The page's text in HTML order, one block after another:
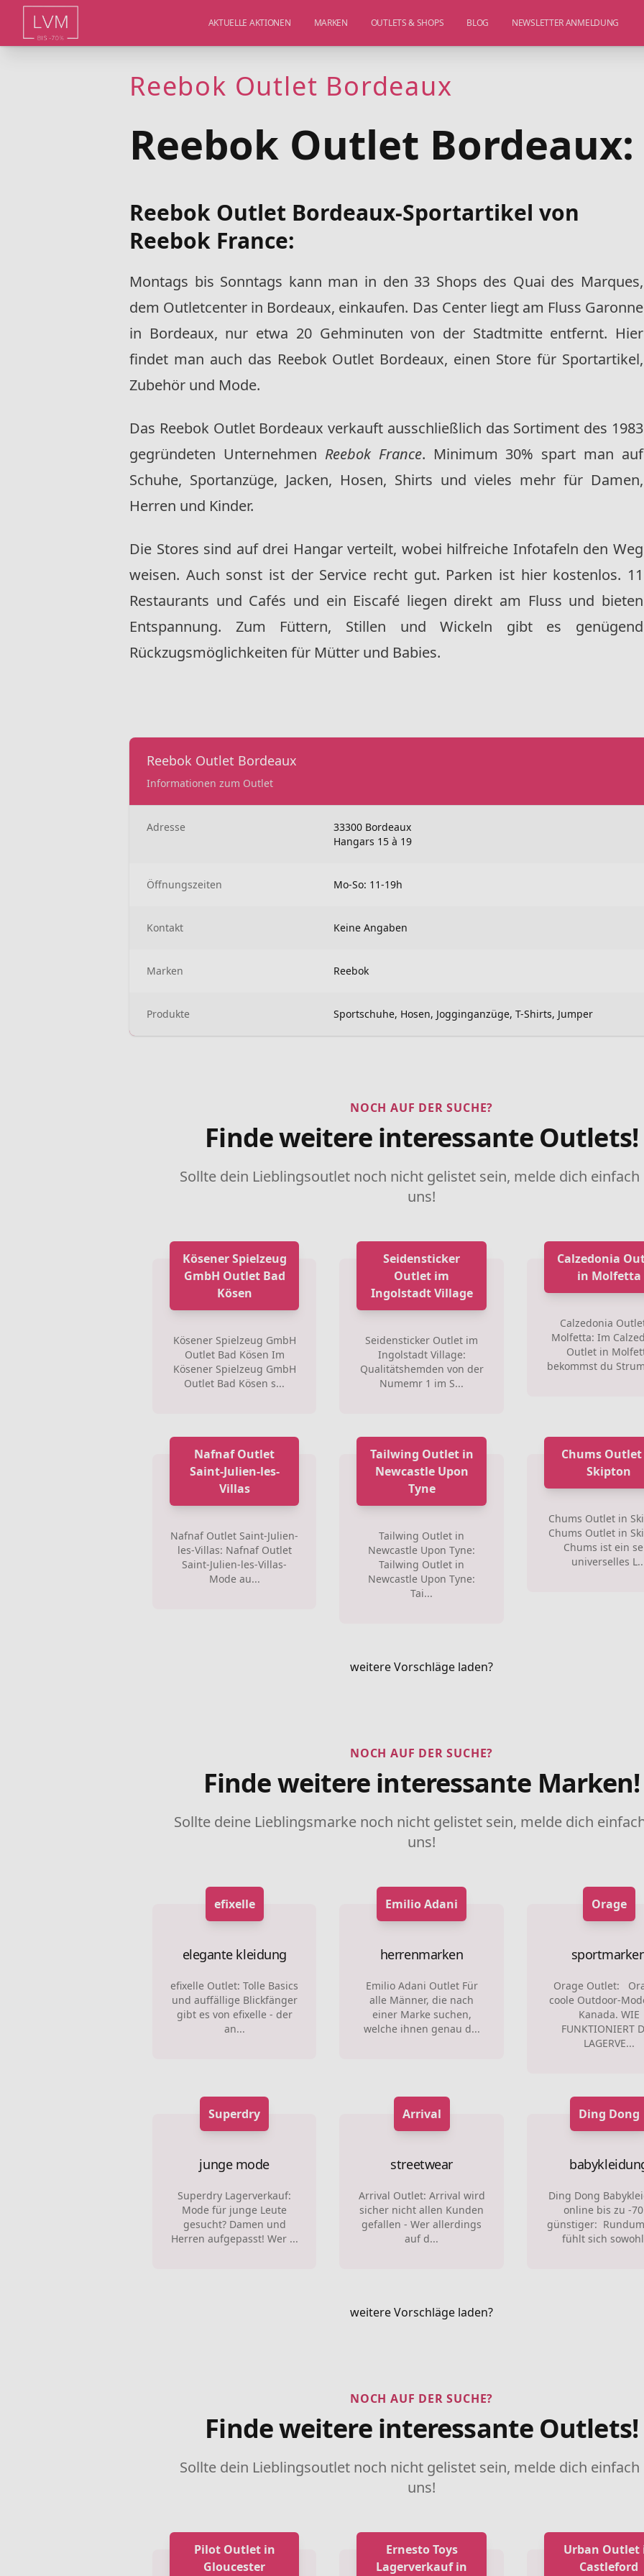
AKTUELLE AKTIONEN MARKEN OUTLETS & SHOPS BLOG NEWSLETTER ANMELDUNG
Reebok Outlet Bordeaux
Reebok Outlet Bordeaux:
Reebok Outlet Bordeaux-Sportartikel von
Reebok France:
Montags bis Sonntags kann man in den 33 Shops des Quai des Marques,
dem Outletcenter in Bordeaux, einkaufen. Das Center liegt am Fluss Garonne
in Bordeaux, nur etwa 20 Gehminuten von der Stadtmitte entfernt. Hier
findet man auch das Reebok Outlet Bordeaux, einen Store für Sportartikel,
Zubehör und Mode.
Das Reebok Outlet Bordeaux verkauft ausschließlich das Sortiment des 1983
gegründeten Unternehmen Reebok France. Minimum 30% spart man auf
Schuhe, Sportanzüge, Jacken, Hosen, Shirts und vieles mehr für Damen,
Herren und Kinder.
Die Stores sind auf drei Hangar verteilt, wobei hilfreiche Infotafeln den Weg
weisen. Auch sonst ist der Service recht gut. Parken ist hier kostenlos. 11
Restaurants und Cafés und ein Eiscafé liegen direkt am Fluss und bieten
Entspannung. Zum Füttern, Stillen und Wickeln gibt es genügend
Rückzugsmöglichkeiten für Mütter und Babies.
Reebok Outlet Bordeaux
Informationen zum Outlet
Adresse
33300 Bordeaux
Hangars 15 à 19
Öffnungszeiten Mo-So: 11-19h
Kontakt Keine Angaben
Marken Reebok
Produkte Sportschuhe, Hosen, Jogginganzüge, T-Shirts, Jumper
NOCH AUF DER SUCHE?
Finde weitere interessante Outlets!
Sollte dein Lieblingsoutlet noch nicht gelistet sein, melde dich einfach
uns!
Kösener Spielzeug
GmbH Outlet Bad
Kösen
Kösener Spielzeug GmbH
Outlet Bad Kösen Im
Kösener Spielzeug GmbH
Outlet Bad Kösen s...
Seidensticker
Outlet im
Ingolstadt Village
Seidensticker Outlet im
Ingolstadt Village:
Qualitätshemden von der
Numemr 1 im S...
Calzedonia
in Molfetta
Calzedonia
Molfetta: Im
Outlet in
bekommst du
Nafnaf Outlet
Saint-Julien-les-
Villas
Nafnaf Outlet Saint-Julien-
les-Villas: Nafnaf Outlet
Saint-Julien-les-Villas-
Mode au...
Tailwing Outlet in
Newcastle Upon
Tyne
Tailwing Outlet in
Newcastle Upon Tyne:
Tailwing Outlet in
Newcastle Upon Tyne:
Tai...
Chums
Skipton
Chums Outlet in
Chums Outlet in
Chums ist ein
universelles
weitere Vorschläge laden?
NOCH AUF DER SUCHE?
Finde weitere interessante Marken!
Sollte deine Lieblingsmarke noch nicht gelistet sein, melde dich
uns!
efixelle
elegante kleidung
efixelle Outlet: Tolle Basics
und auffällige Blickfänger
gibt es von efixelle - der
an...
Emilio Adani
herrenmarken
Emilio Adani Outlet Für
alle Männer, die nach
einer Marke suchen,
welche ihnen genau d...
Orage
Orage Outlet:
coole Outdoor-
Kanada. WIE
FUNKTIONIERT
LAGERVE...
Superdry
junge mode
Superdry Lagerverkauf:
Mode für junge Leute
gesucht? Damen und
Herren aufgepasst! Wer ...
Arrival
streetwear
Arrival Outlet: Arrival wird
sicher nicht allen Kunden
gefallen - Wer allerdings
auf d...
Ding Dong
Ding Dong
online bis zu -
günstiger:
fühlt sich
weitere Vorschläge laden?
NOCH AUF DER SUCHE?
Finde weitere interessante Outlets!
Sollte dein Lieblingsoutlet noch nicht gelistet sein, melde dich einfach
uns!
Pilot Outlet in
Gloucester
Ernesto Toys
Lagerverkauf in
Urban Outlet
Castleford